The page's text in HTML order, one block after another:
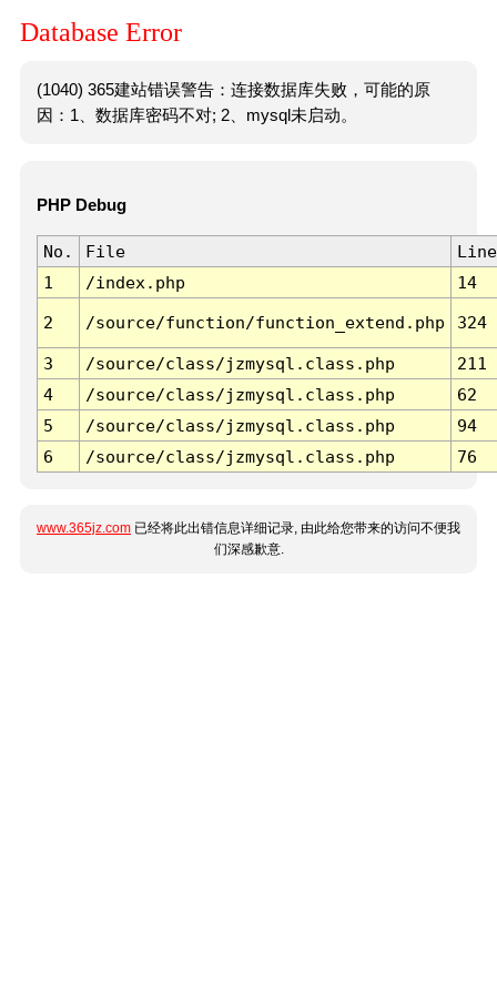
Database Error
(1040) 365建站错误警告：连接数据库失败，可能的原
因：1、数据库密码不对; 2、mysql未启动。
PHP Debug
No. File
Line
1
/index.php 14
2 /source/function/function_extend.php 324
3 /source/class/jzmysql.class.php
211
4
/source/class/jzmysql.class.php
62
5
/source/class/jzmysql.class.php
94
6
/source/class/jzmysql.class.php 76
www.365jz.com 已经将此出错信息详细记录, 由此给您带来的访问不便我
们深感歉意.